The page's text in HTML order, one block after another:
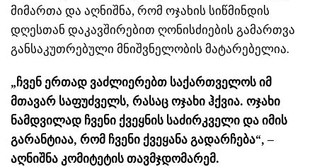
მიმართა და აღნიშნა, რომ ოჯახის სიწმინდის
დღესთან დაკავშირებით ღონისძიების გამართვა
განსაკუთრებული მნიშვნელობის მატარებელია.
„ჩვენ ერთად ვაძლიერებთ საქართველოს იმ
მთავარ საფუძველს, რასაც ოჯახი ჰქვია. ოჯახი
ნამდვილად ჩვენი ქვეყნის საძირკველი და იმის
გარანტიაა, რომ ჩვენი ქვეყანა გადარჩება“, –
აღნიშნა კომიტეტის თავმჯდომარემ.